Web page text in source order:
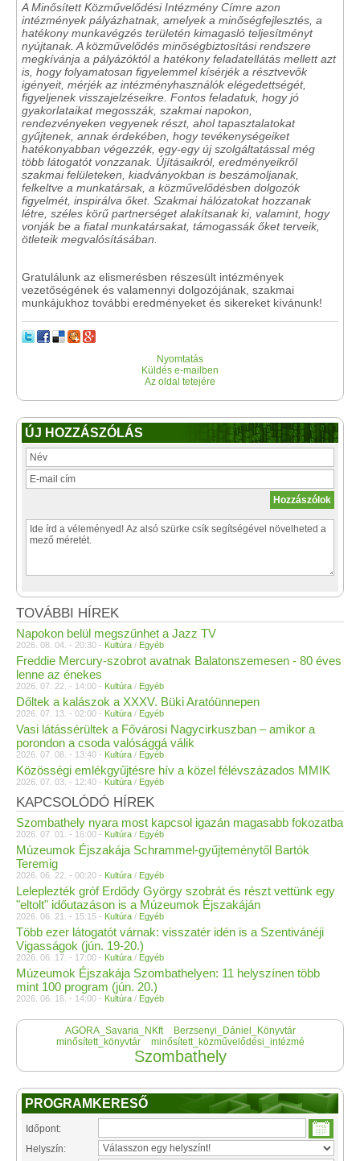
A Minősített Közművelődési Intézmény Címre azon
intézmények pályázhatnak, amelyek a minőségfejlesztés, a
hatékony munkavégzés területén kimagasló teljesítményt
nyújtanak. A közművelődés minőségbiztosítási rendszere
megkívánja a pályázóktól a hatékony feladatellátás mellett azt
is, hogy folyamatosan figyelemmel kísérjék a résztvevők
igényeit, mérjék az intézményhasználók elégedettségét,
figyeljenek visszajelzéseikre. Fontos feladatuk, hogy jó
gyakorlataikat megosszák, szakmai napokon,
rendezvényeken vegyenek részt, ahol tapasztalatokat
gyűjtenek, annak érdekében, hogy tevékenységeiket
hatékonyabban végezzék, egy-egy új szolgáltatással még
több látogatót vonzzanak. Újításaikról, eredményeikről
szakmai felületeken, kiadványokban is beszámoljanak,
felkeltve a munkatársak, a közművelődésben dolgozók
figyelmét, inspirálva őket. Szakmai hálózatokat hozzanak
létre, széles körű partnerséget alakítsanak ki, valamint, hogy
vonják be a fiatal munkatársakat, támogassák őket terveik,
ötleteik megvalósításában.
Gratulálunk az elismerésben részesült intézmények
vezetőségének és valamennyi dolgozójának, szakmai
munkájukhoz további eredményeket és sikereket kívánunk!
Nyomtatás
Küldés e-mailben
Az oldal tetejére
ÚJ HOZZÁSZÓLÁS
TOVÁBBI HÍREK
Napokon belül megszűnhet a Jazz TV
2026. 08. 04. - 20:30 - Kultúra / Egyéb
Freddie Mercury-szobrot avatnak Balatonszemesen - 80 éves
lenne az énekes
2026. 07. 22. - 14:00 - Kultúra / Egyéb
Dőltek a kalászok a XXXV. Büki Aratóünnepen
2026. 07. 13. - 02:00 - Kultúra / Egyéb
Vasi látássérültek a Fővárosi Nagycirkuszban – amikor a
porondon a csoda valósággá válik
2026. 07. 08. - 13:40 - Kultúra / Egyéb
Közösségi emlékgyűjtésre hív a közel félévszázados MMIK
2026. 07. 03. - 12:40 - Kultúra / Egyéb
KAPCSOLÓDÓ HÍREK
Szombathely nyara most kapcsol igazán magasabb fokozatba
2026. 07. 01. - 16:00 - Kultúra / Egyéb
Múzeumok Éjszakája Schrammel-gyűjteménytől Bartók
Teremig
2026. 06. 22. - 00:20 - Kultúra / Egyéb
Leleplezték gróf Erdődy György szobrát és részt vettünk egy
"eltolt" időutazáson is a Múzeumok Éjszakáján
2026. 06. 21. - 15:15 - Kultúra / Egyéb
Több ezer látogatót várnak: visszatér idén is a Szentivánéji
Vigasságok (jún. 19-20.)
2026. 06. 17. - 17:00 - Kultúra / Egyéb
Múzeumok Éjszakája Szombathelyen: 11 helyszínen több
mint 100 program (jún. 20.)
2026. 06. 16. - 14:00 - Kultúra / Egyéb
AGORA_Savaria_NKft
Berzsenyi_Dániel_Könyvtár
minősített_könyvtár
minősített_közművelődési_intézmé
Szombathely
PROGRAMKERESŐ
Időpont:
Helyszín: